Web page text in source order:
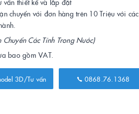
chuyển với đơn hàng trên 10 Triệu với các
Chuyển Các Tỉnh Trong Nước)
bao gồm VAT.
3D/Tư vấn 0868.76.1368